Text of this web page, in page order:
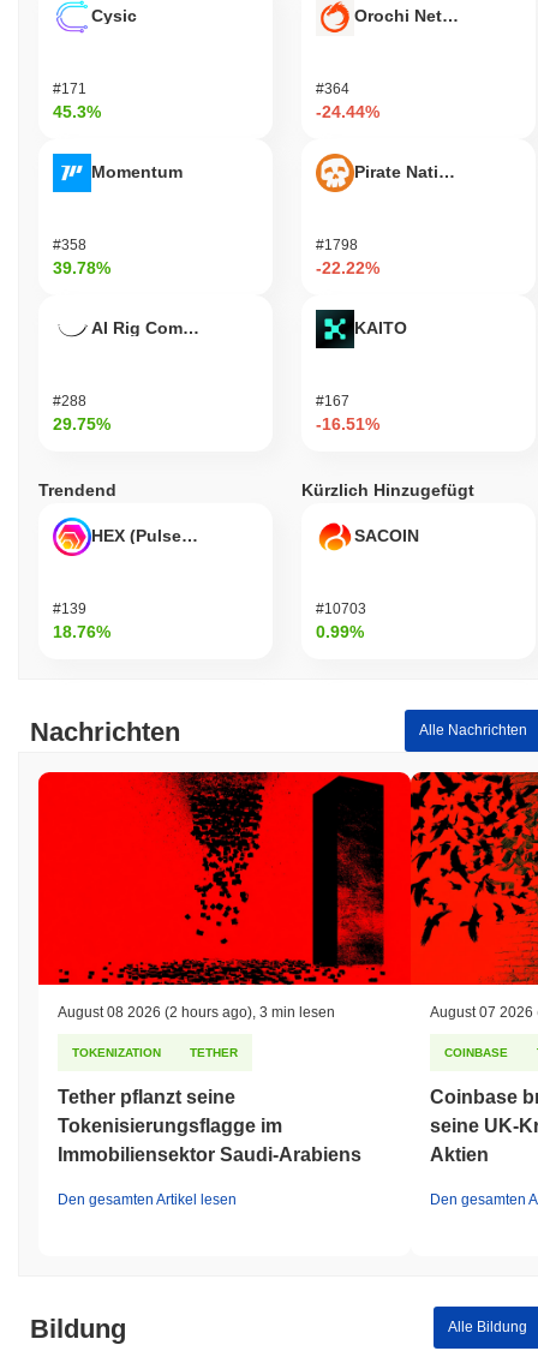
Cysic
#171
45.3%
Momentum
#358
39.78%
AI Rig Complex
#288
29.75%
Orochi Network
#364
-24.44%
Pirate Nation Token
#1798
-22.22%
KAITO
#167
-16.51%
Trendend
HEX (Pulsechain)
#139
18.76%
Kürzlich Hinzugefügt
SACOIN
#10703
0.99%
Nachrichten Alle Nachrichten
August 08 2026 (2 hours ago) 3 min lesen
TOKENIZATION TETHER
Tether pflanzt seine
Tokenisierungsflagge im
Immobiliensektor Saudi-Arabiens
Den gesamten Artikel lesen
August 07 2026
COINBASE
Coinbase
seine UK-
Aktien
Den gesamten
Bildung Alle Bildung